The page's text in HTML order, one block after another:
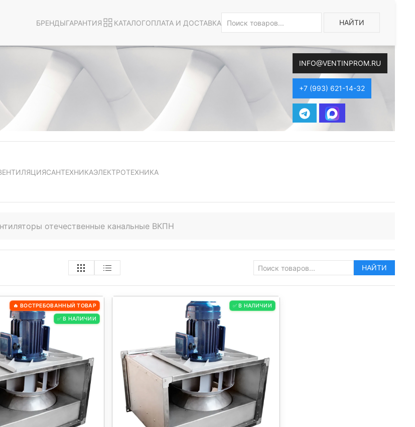
БРЕНДЫГАРАНТИЯ КАТАЛОГОПЛАТА И ДОСТАВКА НАЙТИ
INFO@VENTINPROM.RU
+7 (993) 621-14-32
САНТЕХНИКАЭЛЕКТРОТЕХНИКА
отечественные канальные ВКПН
НАЙТИ
🔥 ВОСТРЕБОВАННЫЙ ТОВАР
✅ В НАЛИЧИИ
✅ В НАЛИЧИИ